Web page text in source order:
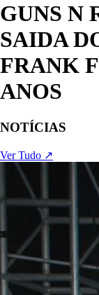
GUNS N
SAIDA
FRANK
ANOS
NOTÍCIAS
Ver Tudo ↗